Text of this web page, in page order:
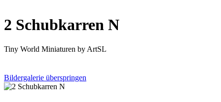
2 Schubkarren N
Tiny World Miniaturen by ArtSL
Bildergalerie überspringen